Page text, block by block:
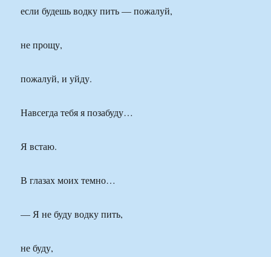
если будешь водку пить — пожалуй,
не прощу,
пожалуй, и уйду.
Навсегда тебя я позабуду…
Я встаю.
В глазах моих темно…
— Я не буду водку пить,
не буду,